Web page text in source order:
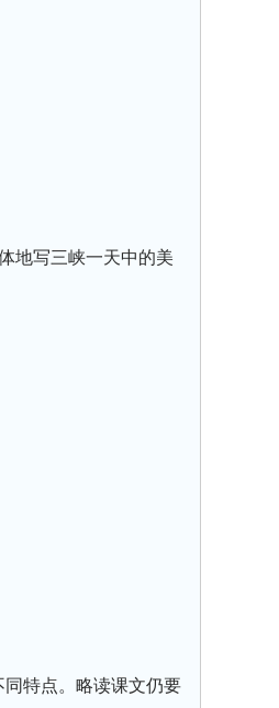
地写三峡一天中的美
特点。略读课文仍要